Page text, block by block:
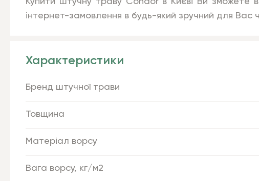
інтернет-замовлення в будь-який зручний для Вас
Характеристики
Бренд штучної трави
Товщина
Матеріал ворсу
Вага ворсу, кг/м2